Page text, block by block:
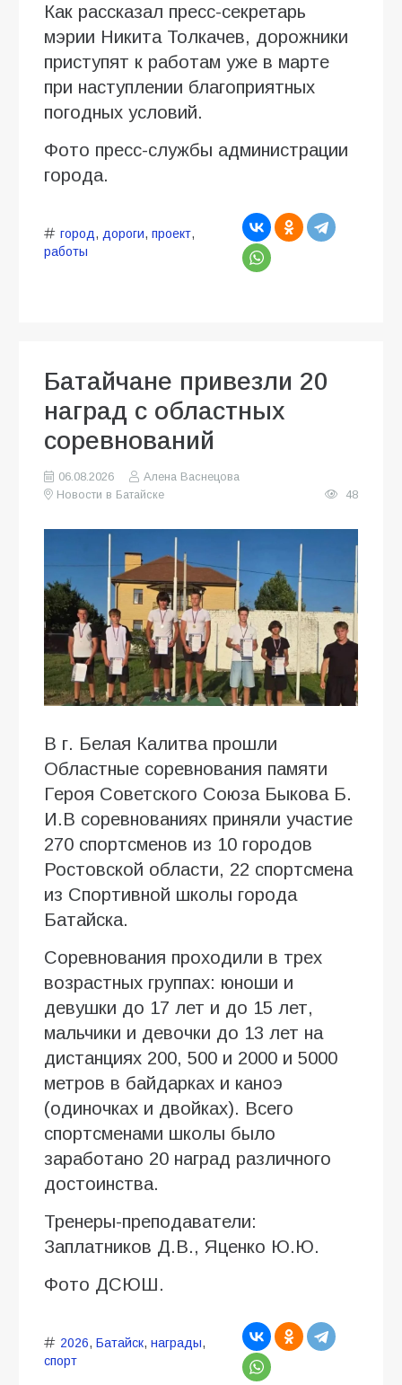
Как рассказал пресс-секретарь
мэрии Никита Толкачев, дорожники
приступят к работам уже в марте
при наступлении благоприятных
погодных условий.
Фото пресс-службы администрации
города.
город, дороги, проект,
работы
Батайчане привезли 20
наград с областных
соревнований
06.08.2026
Алена Васнецова
Новости в Батайске
48
В г. Белая Калитва прошли
Областные соревнования памяти
Героя Советского Союза Быкова Б.
И.В соревнованиях приняли участие
270 спортсменов из 10 городов
Ростовской области, 22 спортсмена
из Спортивной школы города
Батайска.
Соревнования проходили в трех
возрастных группах: юноши и
девушки до 17 лет и до 15 лет,
мальчики и девочки до 13 лет на
дистанциях 200, 500 и 2000 и 5000
метров в байдарках и каноэ
(одиночках и двойках). Всего
спортсменами школы было
заработано 20 наград различного
достоинства.
Тренеры-преподаватели:
Заплатников Д.В., Яценко Ю.Ю.
Фото ДСЮШ.
2026, Батайск, награды,
спорт